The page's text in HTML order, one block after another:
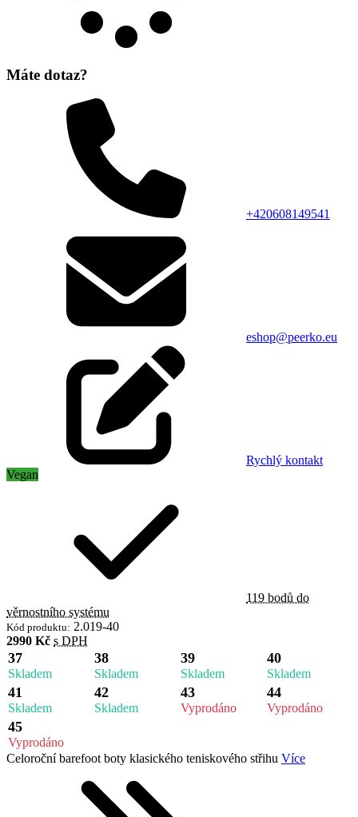
Máte dotaz?
+420608149541
eshop@peerko.eu
Rychlý kontakt
Vegan
119 bodů do
věrnostního systému
Kód produktu: 2.019-40
2990 Kč s DPH
37
Skladem
38
Skladem
39
Skladem
40
Skladem
41
Skladem
42
Skladem
43
Vyprodáno
44
Vyprodáno
45
Vyprodáno
Celoroční barefoot boty klasického teniskového střihu Více